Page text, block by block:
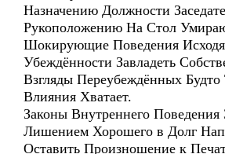
Назначению Должности
Рукоположению На Стол
Шокирующие Поведения
Убеждённости Завладеть
Взгляды Переубеждённых Будто
Влияния Хватает.
Законы Внутреннего Поведения
Лишением Хорошего в Долг
Оставить Произношение к